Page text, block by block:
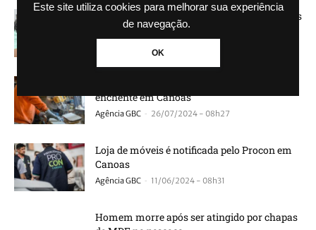
Este site utiliza cookies para melhorar sua experiência
de navegação.
OK
Marcenaria fabrica móveis que serão doados
a vítimas da enchente em Canoas
enchente em Canoas
Agência GBC - 26/07/2024 - 08h27
Loja de móveis é notificada pelo Procon em
Canoas
Agência GBC - 11/06/2024 - 08h31
Homem morre após ser atingido por chapas